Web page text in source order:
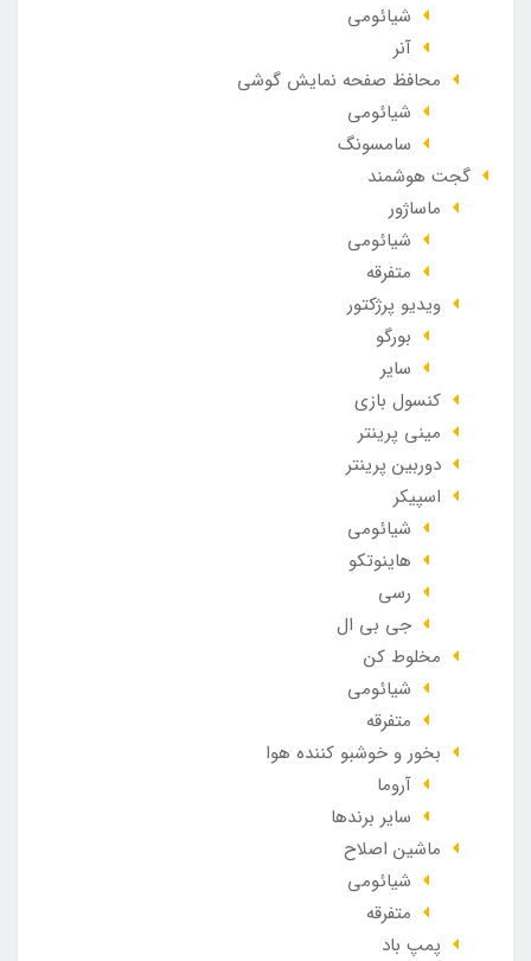
شیائومی
آنر
محافظ صفحه نمایش گوشی
شیائومی
سامسونگ
گجت هوشمند
ماساژور
شیائومی
متفرقه
ویدیو پرژکتور
بورگو
سایر
کنسول بازی
مینی پرینتر
دوربین پرینتر
اسپیکر
شیائومی
هاینوتکو
رسی
جی بی ال
مخلوط کن
شیائومی
متفرقه
بخور و خوشبو کننده هوا
آروما
سایر برندها
ماشین اصلاح
شیائومی
متفرقه
پمپ باد